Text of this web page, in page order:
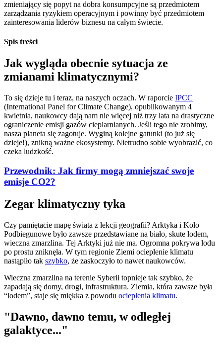
zmieniający się popyt na dobra konsumpcyjne są przedmiotem
zarządzania ryzykiem operacyjnym i powinny być przedmiotem
zainteresowania liderów biznesu na całym świecie.
Spis treści
Jak wygląda obecnie sytuacja ze
zmianami klimatycznymi?
To się dzieje tu i teraz, na naszych oczach. W raporcie IPCC
(International Panel for Climate Change), opublikowanym 4
kwietnia, naukowcy dają nam nie więcej niż trzy lata na drastyczne
ograniczenie emisji gazów cieplarnianych. Jeśli tego nie zrobimy,
nasza planeta się zagotuje. Wyginą kolejne gatunki (to już się
dzieje!), znikną ważne ekosystemy. Nietrudno sobie wyobrazić, co
czeka ludzkość.
Przewodnik: Jak firmy mogą zmniejszać swoje
emisje CO2?
Zegar klimatyczny tyka
Czy pamiętacie mapę świata z lekcji geografii? Arktyka i Koło
Podbiegunowe było zawsze przedstawiane na biało, skute lodem,
wieczna zmarzlina. Tej Arktyki już nie ma. Ogromna pokrywa lodu
po prostu zniknęła. W tym regionie Ziemi ocieplenie klimatu
nastąpiło tak szybko, że zaskoczyło to nawet naukowców.
Wieczna zmarzlina na terenie Syberii topnieje tak szybko, że
zapadają się domy, drogi, infrastruktura. Ziemia, która zawsze była
“lodem”, staje się miękka z powodu ocieplenia klimatu.
"Dawno, dawno temu, w odległej
galaktyce..."